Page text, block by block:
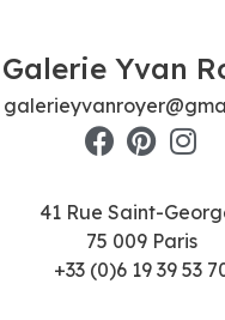
Galerie Yvan
41 Rue Saint-
75 009 Paris
+33 (0)6 19 39 53